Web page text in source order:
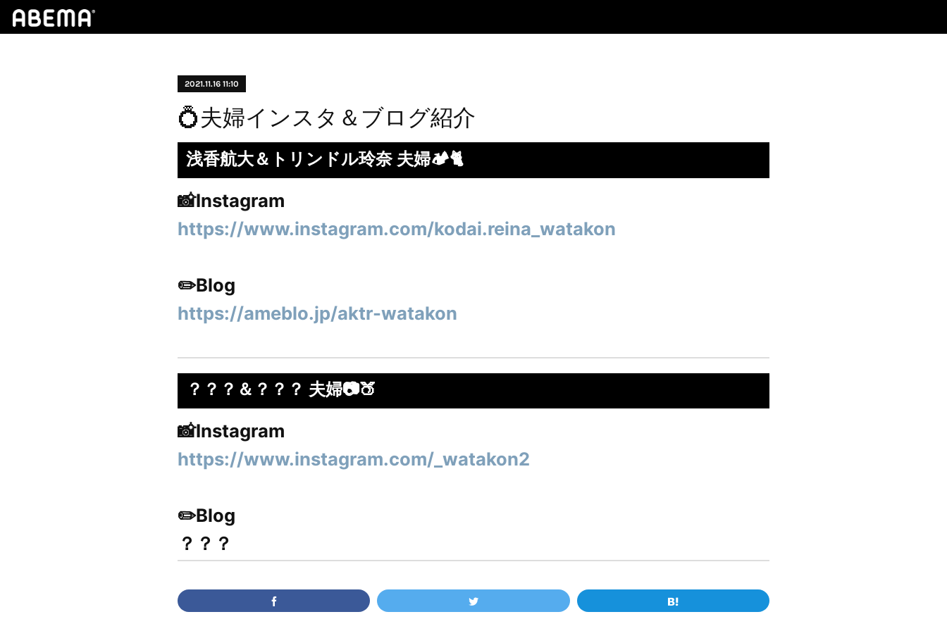
2021.11.16 11:10
💍夫婦インスタ＆ブログ紹介
浅香航大＆トリンドル玲奈 夫婦🏕🐈
📸Instagram
https://www.instagram.com/kodai.reina_watakon
✏️Blog
https://ameblo.jp/aktr-watakon
？？？＆？？？ 夫婦📷🍑
📸Instagram
https://www.instagram.com/_watakon2
✏️Blog
？？？